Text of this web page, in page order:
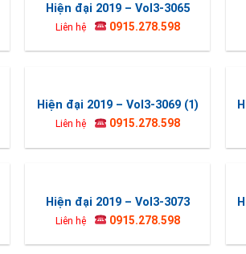
Hiện đại 2019 – Vol3-3065
Liên hệ 0915.278.598
Hiện đại 2019 – Vol3-3069 (1)
Liên hệ 0915.278.598
Hiện đại 2019 – Vol3-3073
Liên hệ 0915.278.598